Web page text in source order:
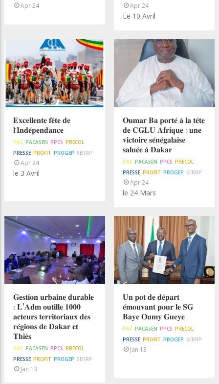
Apr 24 Apr 24
Le 10 Avril
𝐄𝐱𝐜𝐞𝐥𝐥𝐞𝐧𝐭𝐞 𝐟𝐞̂𝐭𝐞 𝐝𝐞
𝐥'𝐈𝐧𝐝𝐞́𝐩𝐞𝐧𝐝𝐚𝐧𝐜𝐞
PAC PACASEN PPCS PRECOL
PRESSE PROFIT PROGEP SERRP
Apr 24
le 3 Avril
𝐎𝐮𝐦𝐚𝐫 𝐁𝐚 𝐩𝐨𝐫𝐭𝐞́ 𝐚̀ 𝐥𝐚 𝐭𝐞̂𝐭𝐞
𝐝𝐞 𝐂𝐆𝐋𝐔 𝐀𝐟𝐫𝐢𝐪𝐮𝐞 : 𝐮𝐧𝐞
𝐯𝐢𝐜𝐭𝐨𝐢𝐫𝐞 𝐬𝐞́𝐧𝐞́𝐠𝐚𝐥𝐚𝐢𝐬𝐞
𝐬𝐚𝐥𝐮𝐞́𝐞 𝐚̀ 𝐃𝐚𝐤𝐚𝐫
PAC PACASEN PPCS PRECOL
PRESSE PROFIT PROGEP SERRP
Apr 24
le 24 Mars
𝐆𝐞𝐬𝐭𝐢𝐨𝐧 𝐮𝐫𝐛𝐚𝐢𝐧𝐞 𝐝𝐮𝐫𝐚𝐛𝐥𝐞
: 𝐋’𝐀𝐝𝐦 𝐨𝐮𝐭𝐢𝐥𝐥𝐞 𝟏𝟎𝟎𝟎
𝐚𝐜𝐭𝐞𝐮𝐫𝐬 𝐭𝐞𝐫𝐫𝐢𝐭𝐨𝐫𝐢𝐚𝐮𝐱 𝐝𝐞𝐬
𝐫𝐞́𝐠𝐢𝐨𝐧𝐬 𝐝𝐞 𝐃𝐚𝐤𝐚𝐫 𝐞𝐭
𝐓𝐡𝐢𝐞̀𝐬
PAC PACASEN PPCS PRECOL
PRESSE PROFIT PROGEP SERRP
Jan 13
𝐔𝐧 𝐩𝐨𝐭 𝐝𝐞 𝐝𝐞́𝐩𝐚𝐫𝐭
𝐞́𝐦𝐨𝐮𝐯𝐚𝐧𝐭 𝐩𝐨𝐮𝐫 𝐥𝐞 𝐒𝐆
𝐁𝐚𝐲𝐞 𝐎𝐮𝐦𝐲 𝐆𝐮𝐞𝐲𝐞
PAC PACASEN PPCS PRECOL
PRESSE PROFIT PROGEP SERRP
Jan 13